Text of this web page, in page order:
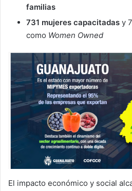
familias
731 mujeres capacitadas y
como Women Owned
El impacto económico y social